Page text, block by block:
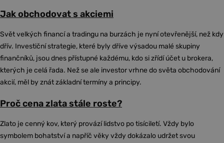
Jak obchodovat s akciemi
Svět velkých financí a tradingu na burzách je nyní otevřenější, než kdy
dřív. Investiční strategie, které byly dříve výsadou malé skupiny
finančníků, jsou dnes přístupné každému, kdo si zřídí účet u brokera,
kterých je celá řada. Než se ale investor vrhne do světa obchodování
akcií, měl by znát základní termíny a principy.
Proč cena zlata stále roste?
Zlato je cenný kov, který provází lidstvo po tisíciletí. Vždy bylo
symbolem bohatství a napříč věky vždy dokázalo udržet svou